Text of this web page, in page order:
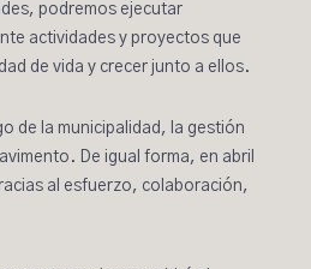
podremos ejecutar
actividades y proyectos que
de vida y crecer junto a ellos.
de la municipalidad, la gestión
De igual forma, en abril
al esfuerzo, colaboración,